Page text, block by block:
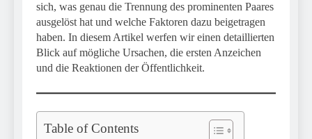
sich, was genau die Trennung des prominenten Paares
ausgelöst hat und welche Faktoren dazu beigetragen
haben. In diesem Artikel werfen wir einen detaillierten
Blick auf mögliche Ursachen, die ersten Anzeichen
und die Reaktionen der Öffentlichkeit.
Table of Contents